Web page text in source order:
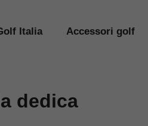
Italia Accessori golf
dedica